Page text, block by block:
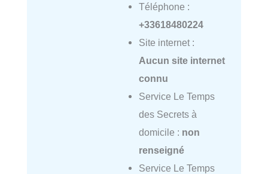
Téléphone :
+33618480224
Site internet :
Aucun site internet
connu
Service Le Temps
des Secrets à
domicile : non
renseigné
Service Le Temps